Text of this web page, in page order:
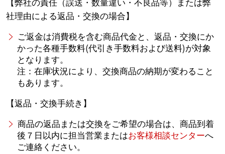
【弊社の責任（誤送・数量違い・不良品等）または弊
社理由による返品・交換の場合】
ご返金は消費税を含む商品代金と、返品・交換にか
かった各種手数料(代引き手数料および送料)が対象
となります。
注：在庫状況により、交換商品の納期が変わること
もあります。
【返品・交換手続き】
商品の返品または交換をご希望の場合は、商品到着
後７日以内に担当営業またはお客様相談センターへ
ご連絡ください。